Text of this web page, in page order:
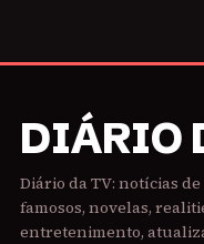
DIÁRIO
Diário da TV: notícias
famosos, novelas,
entretenimento,